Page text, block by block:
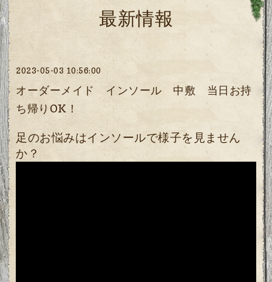
最新情報
2023-05-03 10:56:00
オーダーメイド インソール 中敷 当日お持
ち帰りOK！
足のお悩みはインソールで様子を見ません
か？